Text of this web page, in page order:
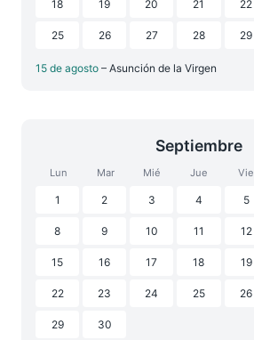
18 19 20 21 22
25 26 27 28 29
15 de agosto – Asunción de la Virgen
Septiembre
Lun Mar Mié Jue Vie
1 2 3 4 5
8 9 10 11 12
15 16 17 18 19
22 23 24 25 26
29 30